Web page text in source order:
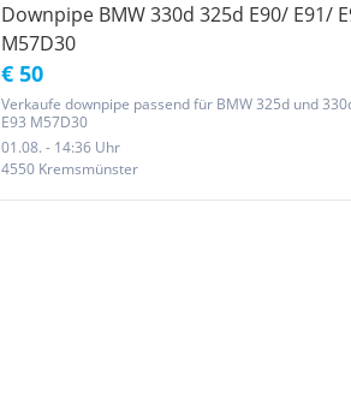
Downpipe BMW 330d 325d E90/ E91/
M57D30
€ 50
Verkaufe downpipe passend für BMW 325d und
E93 M57D30
01.08. - 14:36 Uhr
4550 Kremsmünster